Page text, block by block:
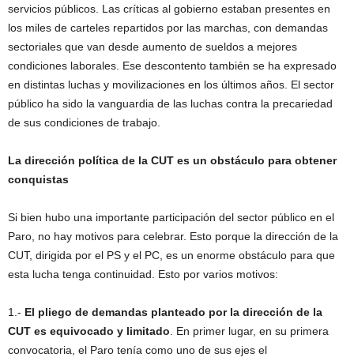
servicios públicos. Las críticas al gobierno estaban presentes en
los miles de carteles repartidos por las marchas, con demandas
sectoriales que van desde aumento de sueldos a mejores
condiciones laborales. Ese descontento también se ha expresado
en distintas luchas y movilizaciones en los últimos años. El sector
público ha sido la vanguardia de las luchas contra la precariedad
de sus condiciones de trabajo.
La dirección política de la CUT es un obstáculo para obtener
conquistas
Si bien hubo una importante participación del sector público en el
Paro, no hay motivos para celebrar. Esto porque la dirección de la
CUT, dirigida por el PS y el PC, es un enorme obstáculo para que
esta lucha tenga continuidad. Esto por varios motivos:
1.- El pliego de demandas planteado por la dirección de la
CUT es equivocado y limitado . En primer lugar, en su primera
convocatoria, el Paro tenía como uno de sus ejes el